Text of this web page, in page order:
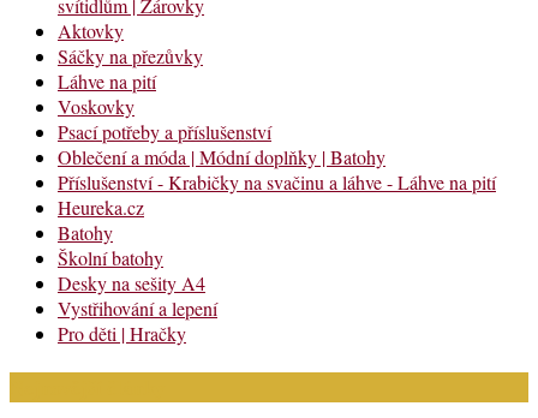
Aktovky
Sáčky na přezůvky
Láhve na pití
Voskovky
Psací potřeby a příslušenství
Oblečení a móda | Módní doplňky | Batohy
Příslušenství - Krabičky na svačinu a láhve - Láhve na pití
Heureka.cz
Batohy
Školní batohy
Desky na sešity A4
Vystřihování a lepení
Pro děti | Hračky